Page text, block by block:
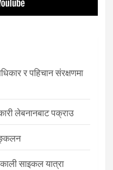
र पहिचान संरक्षणमा
लेबनानबाट पक्राउ
साइकल यात्रा